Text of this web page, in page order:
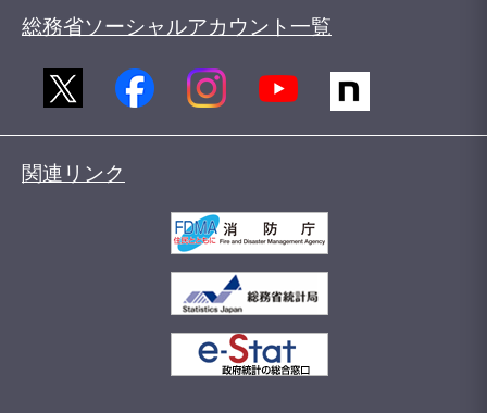
総務省ソーシャルアカウント一覧
関連リンク